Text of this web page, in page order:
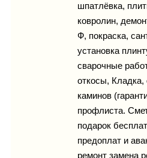
Карты
шпатлёвка,
ковролин,
Ф, покраска,
установка
сварочные
откосы, Кладка,
каминов
профлиста.
подарок
предоплат и
ремонт замена